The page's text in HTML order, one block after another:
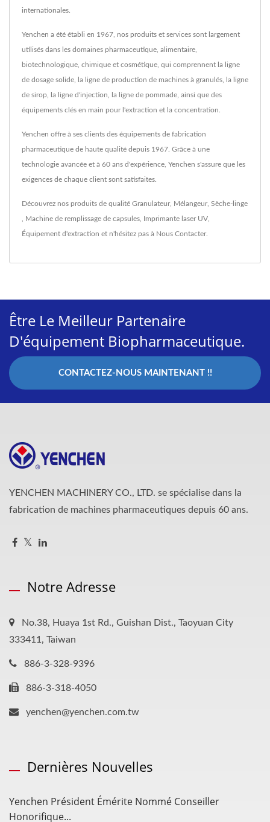
internationales.
Yenchen a été établi en 1967, nos produits et services sont largement
utilisés dans les domaines pharmaceutique, alimentaire,
biotechnologique, chimique et cosmétique, qui comprennent la ligne
de dosage solide, la ligne de production de machines à granulés, la ligne
de sirop, la ligne d'injection, la ligne de pommade, ainsi que des
équipements clés en main pour l'extraction et la concentration.
Yenchen offre à ses clients des équipements de fabrication
pharmaceutique de haute qualité depuis 1967. Grâce à une
technologie avancée et à 60 ans d'expérience, Yenchen s'assure que les
exigences de chaque client sont satisfaites.
Découvrez nos produits de qualité Granulateur, Mélangeur, Sèche-linge
Machine de remplissage de capsules Imprimante laser UV
Équipement d'extraction et n'hésitez pas à Nous Contacter.
Être Le Meilleur Partenaire
D'équipement Biopharmaceutique.
CONTACTEZ-NOUS MAINTENANT !!
YENCHEN MACHINERY CO., LTD. se spécialise dans la
fabrication de machines pharmaceutiques depuis 60 ans.
Notre Adresse
No.38, Huaya 1st Rd., Guishan Dist., Taoyuan City
333411, Taiwan
886-3-328-9396
886-3-318-4050
yenchen@yenchen.com.tw
Dernières Nouvelles
Yenchen Président Émérite Nommé Conseiller
Honorifique...